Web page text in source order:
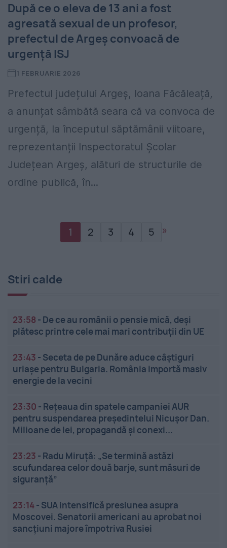
După ce o eleva de 13 ani a fost
agresată sexual de un profesor,
prefectul de Argeș convoacă de
urgență ISJ
1 FEBRUARIE 2026
Prefectul județului Argeș, Ioana Făcăleață,
a anunțat sâmbătă seara că va convoca de
urgență, la începutul săptămânii viitoare,
reprezentanții Inspectoratul Școlar
Județean Argeș, alături de structurile de
ordine publică, în...
1 2 3 4 5 »
Stiri calde
23:58 - De ce au românii o pensie mică, deși
plătesc printre cele mai mari contribuții din UE
23:43 - Seceta de pe Dunăre aduce câștiguri
uriașe pentru Bulgaria. România importă masiv
energie de la vecini
23:30 - Rețeaua din spatele campaniei AUR
pentru suspendarea președintelui Nicușor Dan.
Milioane de lei, propagandă și conexi...
23:23 - Radu Miruță: „Se termină astăzi
scufundarea celor două barje, sunt măsuri de
siguranţă”
23:14- SUA intensifică presiunea asupra
Moscovei. Senatorii americani au aprobat noi
sancțiuni majore împotriva Rusiei